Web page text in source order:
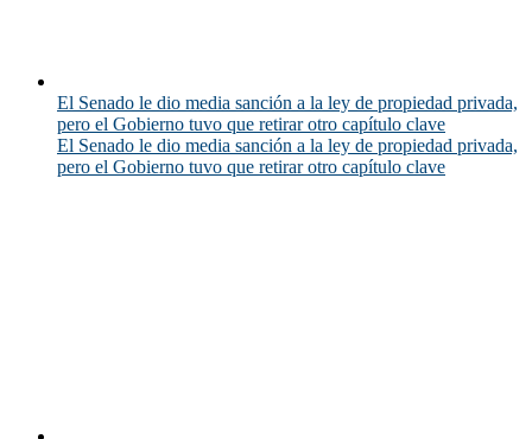
El Senado le dio media sanción a la ley de propiedad privada,
pero el Gobierno tuvo que retirar otro capítulo clave
El Senado le dio media sanción a la ley de propiedad privada,
pero el Gobierno tuvo que retirar otro capítulo clave